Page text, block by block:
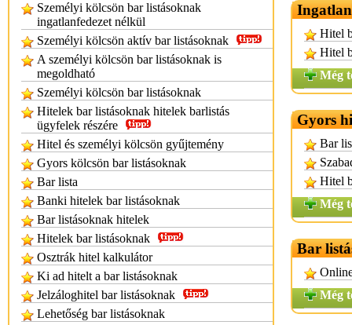
Személyi kölcsön bar listásoknak
ingatlanfedezet nélkül
Személyi kölcsön aktív bar listásoknak
A személyi kölcsön bar listásoknak is
megoldható
Személyi kölcsön bar listásoknak
Hitelek bar listásoknak hitelek barlistás
ügyfelek részére
Hitel és személyi kölcsön gyűjtemény
Gyors kölcsön bar listásoknak
Bar lista
Banki hitelek bar listásoknak
Bar listásoknak hitelek
Hitelek bar listásoknak
Osztrák hitel kalkulátor
Ki ad hitelt a bar listásoknak
Jelzáloghitel bar listásoknak
Lehetőség bar listásoknak
Hitel
Hitel
Még
Gyors
Bar
Hitel
Még
Bar
Még